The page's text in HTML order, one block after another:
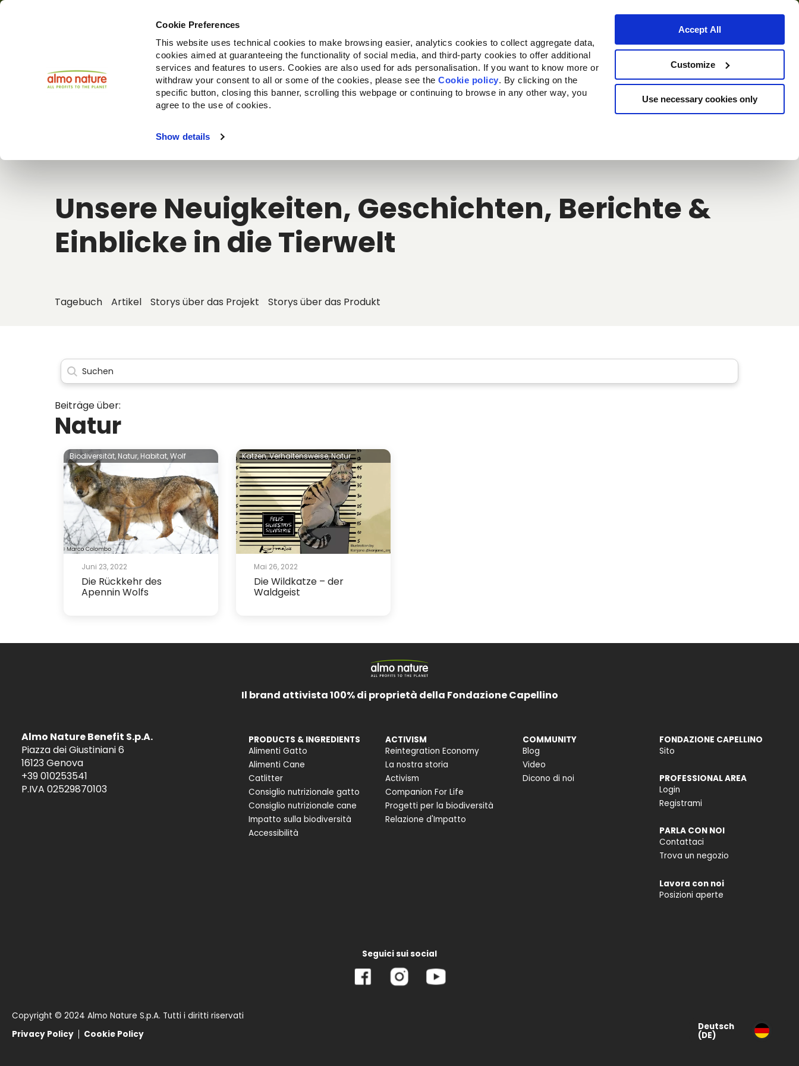
Cookie Preferences
This website uses technical cookies to make browsing easier, analytics cookies to collect aggregate data,
cookies aimed at guaranteeing the functionality of social media, and third-party cookies to offer additional
services and features to users. Cookies are also used for ads personalisation. If you want to know more or
withdraw your consent to all or some of the cookies, please see theCookie policy. By clicking on the
specific button, closing this banner, scrolling this webpage or continuing to browse in any other way, you
agree to the use of cookies.
Show details
Accept All
Customize
Use necessary cookies only
Produkte Companion for Life Ausschreibung Über uns Bezugsquellen
Choose another country or region to see content specific to your location.
Unsere Neuigkeiten, Geschichten, Berichte &
Einblicke in die Tierwelt
Tagebuch Artikel Storys über das Projekt Storys über das Produkt
Beiträge über:
Natur
Biodiversität, Natur, Habitat,Wolf
Juni 23, 2022
Die Rückkehr des
Apennin Wolfs
Katzen,Verhaltensweise,Natur
Mai 26, 2022
Die Wildkatze – der
Waldgeist
Il brand attivista 100% di proprietà della Fondazione Capellino
Almo Nature Benefit S.p.A.
Piazza dei Giustiniani 6
16123 Genova
+39 010253541
P.IVA 02529870103
PRODUCTS & INGREDIENTS
Alimenti Gatto
Alimenti Cane
Catlitter
Consiglio nutrizionale gatto
Consiglio nutrizionale cane
Impatto sulla biodiversità
Accessibilità
ACTIVISM
Reintegration Economy
La nostra storia
Activism
Companion For Life
Progetti per la biodiversità
Relazione d'Impatto
COMMUNITY
Blog
Video
Dicono di noi
FONDAZIONE CAPELLINO
Sito
PROFESSIONAL AREA
Login
Registrami
PARLA CON NOI
Contattaci
Trova un negozio
Lavora con noi
Posizioni aperte
Seguici sui social
Copyright © 2024 Almo Nature S.p.A. Tutti i diritti riservati
Privacy Policy
Cookie Policy
Deutsch
(DE)